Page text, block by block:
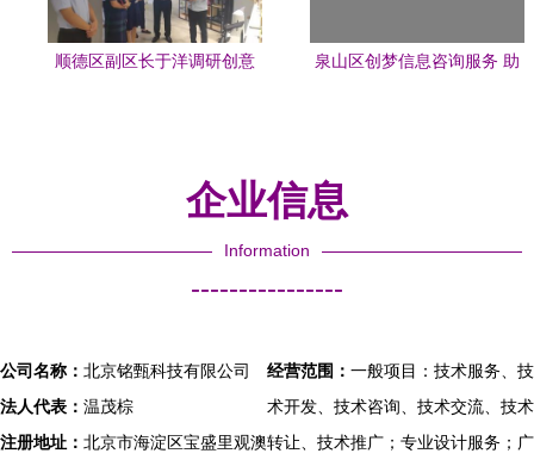
顺德区副区长于洋调研创意
泉山区创梦信息咨询服务 助
企业信息
Information
----------------
公司名称： 北京铭甄科技有限公司
法人代表： 温茂棕
注册地址： 北京市海淀区宝盛里观澳
经营范围： 一般项目：技术服务、技
术开发、技术咨询、技术交流、技术
转让、技术推广；专业设计服务；广